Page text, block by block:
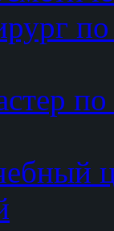
по